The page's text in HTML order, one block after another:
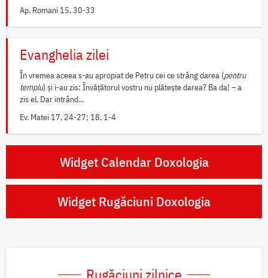
Ap. Romani 15, 30-33
Evanghelia zilei
În vremea aceea s-au apropiat de Petru cei ce strâng darea (pentru
templu) și i-au zis: Învățătorul vostru nu plătește darea? Ba da! – a
zis el. Dar intrând...
Ev. Matei 17, 24-27; 18, 1-4
Widget Calendar Doxologia
Widget Rugăciuni Doxologia